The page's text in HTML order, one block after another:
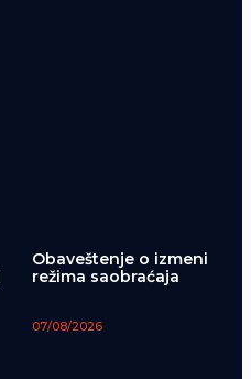
Obaveštenje o izmeni
režima saobraćaja
07/08/2026